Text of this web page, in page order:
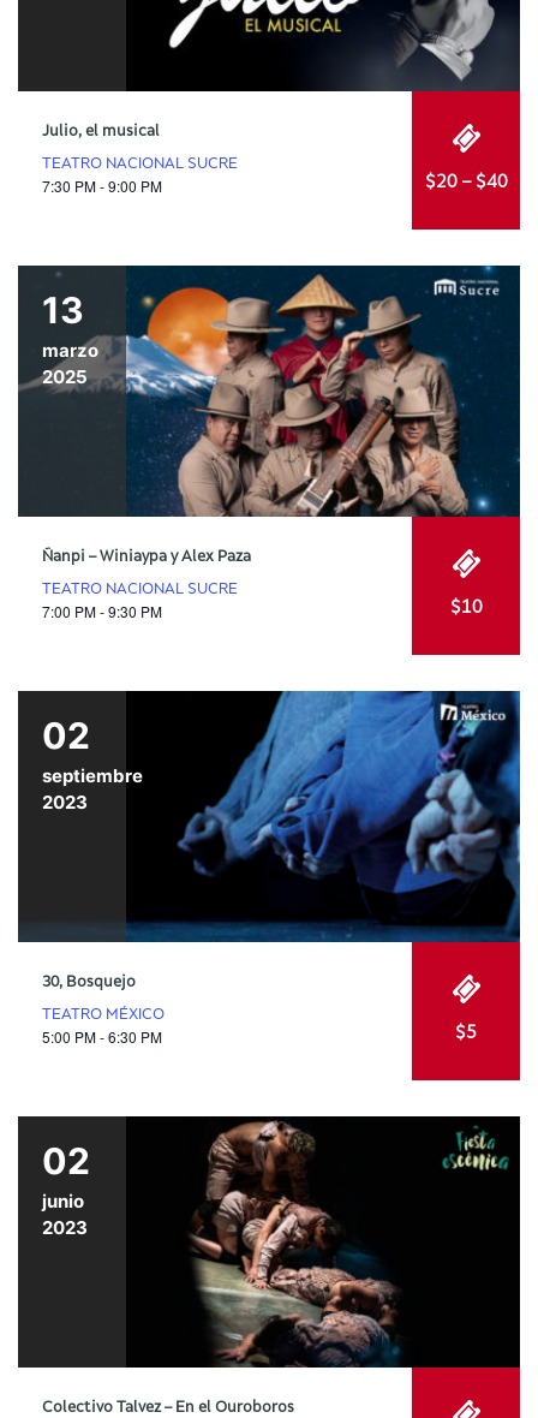
Julio, el musical
TEATRO NACIONAL SUCRE
7:30 PM - 9:00 PM $20 – $40
13
marzo
2025
Ñanpi – Winiaypa y Alex Paza
TEATRO NACIONAL SUCRE
7:00 PM - 9:30 PM $10
02
septiembre
2023
30, Bosquejo
TEATRO MÉXICO
5:00 PM - 6:30 PM $5
02
junio
2023
Colectivo Talvez – En el Ouroboros